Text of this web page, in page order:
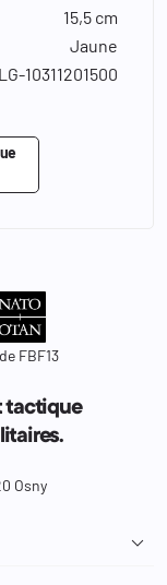
15,5 cm
Jaune
10311201500
FBF13
tactique
Osny
